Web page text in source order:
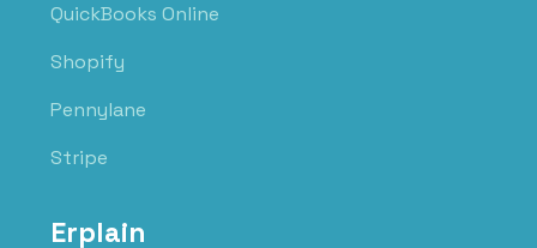
QuickBooks Online
Shopify
Pennylane
Stripe
Erplain